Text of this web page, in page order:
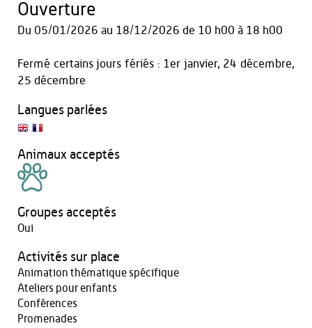
Ouverture
Du 05/01/2026 au 18/12/2026 de 10 h00 à 18 h00
Fermé certains jours fériés : 1er janvier, 24 décembre,
25 décembre
Langues parlées
Animaux acceptés
Groupes acceptés
Oui
Activités sur place
Animation thématique spécifique
Ateliers pour enfants
Conférences
Promenades